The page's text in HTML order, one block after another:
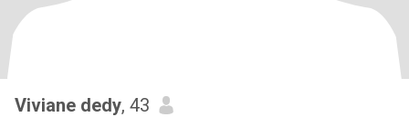
Viviane dedy, 43